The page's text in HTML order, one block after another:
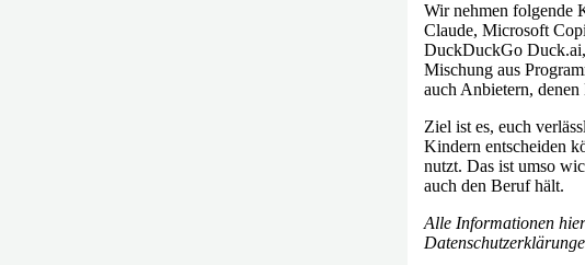
Wir nehmen folgende
Claude, Microsoft
DuckDuckGo
Mischung aus
auch Anbietern, denen
Ziel ist es, euch
Kindern entscheiden
nutzt. Das ist umso
auch den Beruf hält.
Alle Informationen